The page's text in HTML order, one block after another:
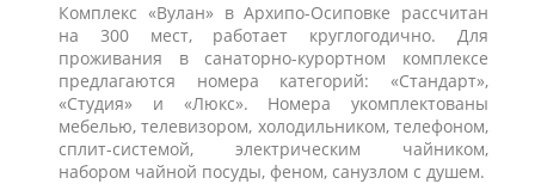
Комплекс «Вулан» в Архипо-Осиповке рассчитан
на 300 мест, работает круглогодично. Для
проживания в санаторно-курортном комплексе
предлагаются номера категорий: «Стандарт»,
«Студия» и «Люкс». Номера укомплектованы
мебелью, телевизором, холодильником, телефоном,
сплит-системой, электрическим чайником,
набором чайной посуды, феном, санузлом с душем.